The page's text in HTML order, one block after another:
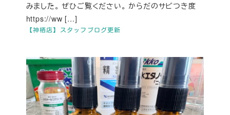
【神栖店】スタッフブログ更新
みました。 ぜひご覧ください。 からだのサビつき度
https://ww […]